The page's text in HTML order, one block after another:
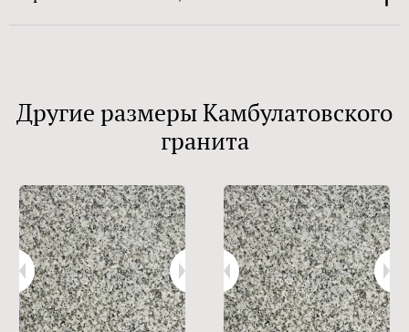
Другие размеры Камбулатовского
гранита